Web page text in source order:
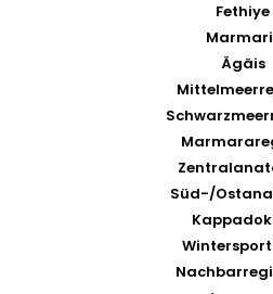
Fethiye
Ägäis
Süd-/